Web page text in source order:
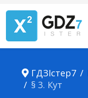
ГДЗІстер7
§ 3. Кут